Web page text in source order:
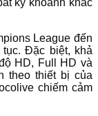
League đến
Đặc biệt, khả
HD, Full HD và
theo thiết bị của
chiếm cảm